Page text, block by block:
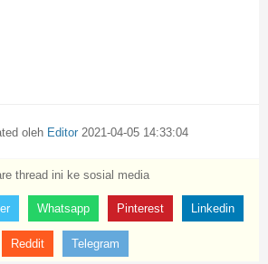
oleh Editor 2021-04-05 14:33:04
thread ini ke sosial media
Whatsapp Pinterest Linkedin
Reddit Telegram